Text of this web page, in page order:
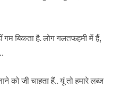
गम बिकता है. लोग गलतफहमी में हैं,
को जी चाहता हैं.. यूं तो हमारे लब्ज